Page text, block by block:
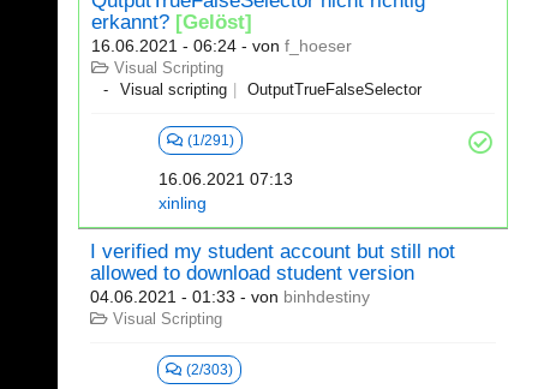
erkannt? [Gelöst]
16.06.2021 - 06:24 - von f_hoeser
Visual Scripting
Visual scripting
OutputTrueFalseSelector
(1/291)
16.06.2021 07:13
xinling
I verified my student account but still not
allowed to download student version
04.06.2021 - 01:33 - von binhdestiny
Visual Scripting
(2/303)